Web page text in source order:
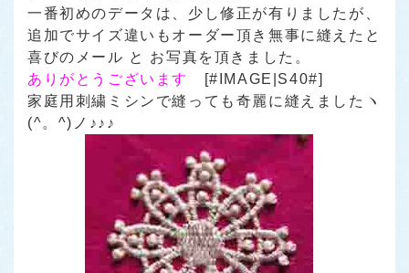
一番初めのデータは、少し修正が有りましたが、
追加でサイズ違いもオーダー頂き無事に縫えたと
喜びのメール と お写真を頂きました。
ありがとうございます
[#IMAGE|S40#]
家庭用刺繍ミシンで縫っても奇麗に縫えましたヽ
(^。^)ノ♪♪♪